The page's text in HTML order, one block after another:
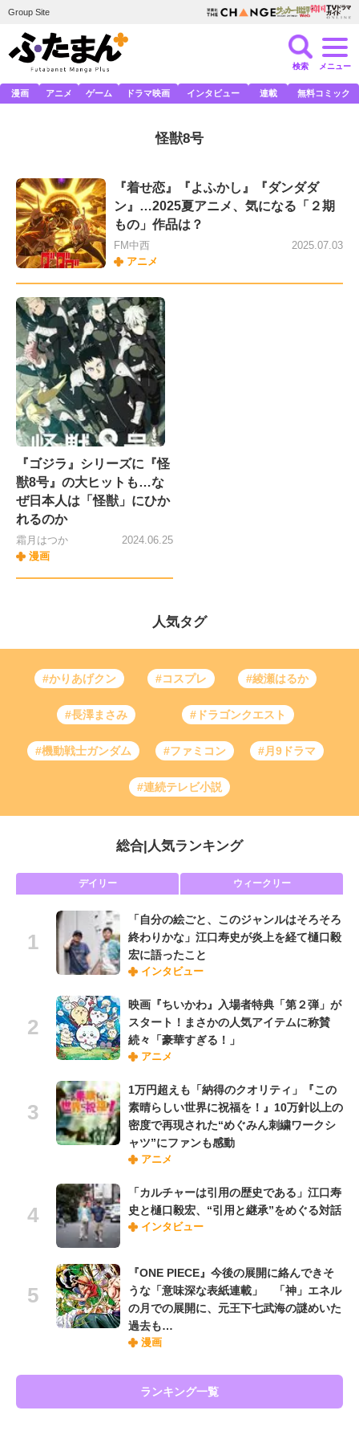
Group Site
検索 メニュー
漫画 アニメ ゲーム ドラマ映画 インタビュー 連載 無料コミック
怪獣8号
『着せ恋』『よふかし』『ダンダダ
ン』…2025夏アニメ、気になる「２期
もの」作品は？
FM中西
アニメ
2025.07.03
『ゴジラ』シリーズに『怪
獣8号』の大ヒットも…な
ぜ日本人は「怪獣」にひか
れるのか
霜月はつか
漫画
2024.06.25
人気タグ
#かりあげクン #コスプレ #綾瀬はるか
#長澤まさみ #ドラゴンクエスト
#機動戦士ガンダム #ファミコン #月9ドラマ
#連続テレビ小説
総合 人気ランキング
デイリー ウィークリー
「自分の絵ごと、このジャンルはそろそろ
終わりかな」江口寿史が炎上を経て樋口毅
宏に語ったこと
インタビュー
映画『ちいかわ』入場者特典「第２弾」が
スタート！まさかの人気アイテムに称賛
続々「豪華すぎる！」
アニメ
1万円超えも「納得のクオリティ」『この
素晴らしい世界に祝福を！』10万針以上の
密度で再現された“めぐみん刺繍ワークシ
ャツ”にファンも感動
アニメ
「カルチャーは引用の歴史である」江口寿
史と樋口毅宏、“引用と継承”をめぐる対話
インタビュー
『ONE PIECE』今後の展開に絡んできそ
うな「意味深な表紙連載」 「神」エネル
の月での展開に、元王下七武海の謎めいた
過去も…
漫画
ランキング一覧